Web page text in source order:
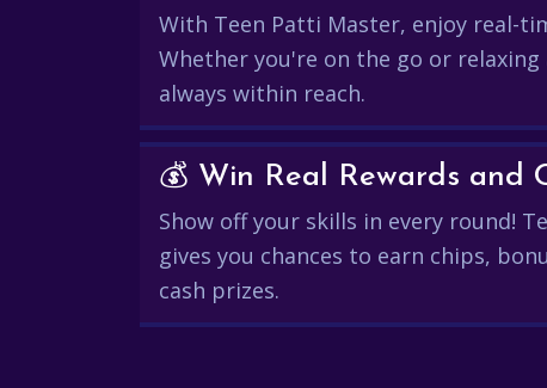
With Teen Patti Master, enjoy real-
Whether you're on the go or
always within reach.
Show off your skills in every round!
gives you chances to earn chips,
cash prizes.